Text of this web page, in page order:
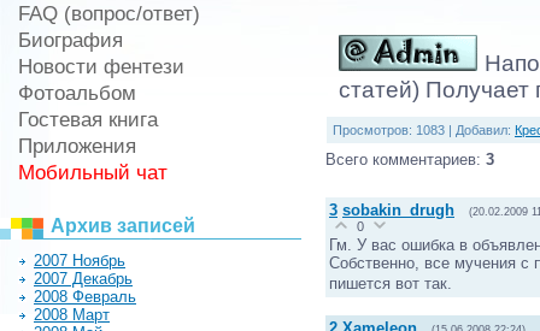
FAQ (вопрос/ответ)
Биография
Новости фентези
Фотоальбом
Гостевая книга
Приложения
Мобильный чат
Архив записей
2007 Ноябрь
2007 Декабрь
2008 Февраль
2008 Март
статей) Получает
Просмотров: 1083 | Добавил:
Всего комментариев: 3
3 sobakin_drugh (20.02.2009
0
Гм. У вас ошибка в
Собственно, все мучения с
пишется вот так.